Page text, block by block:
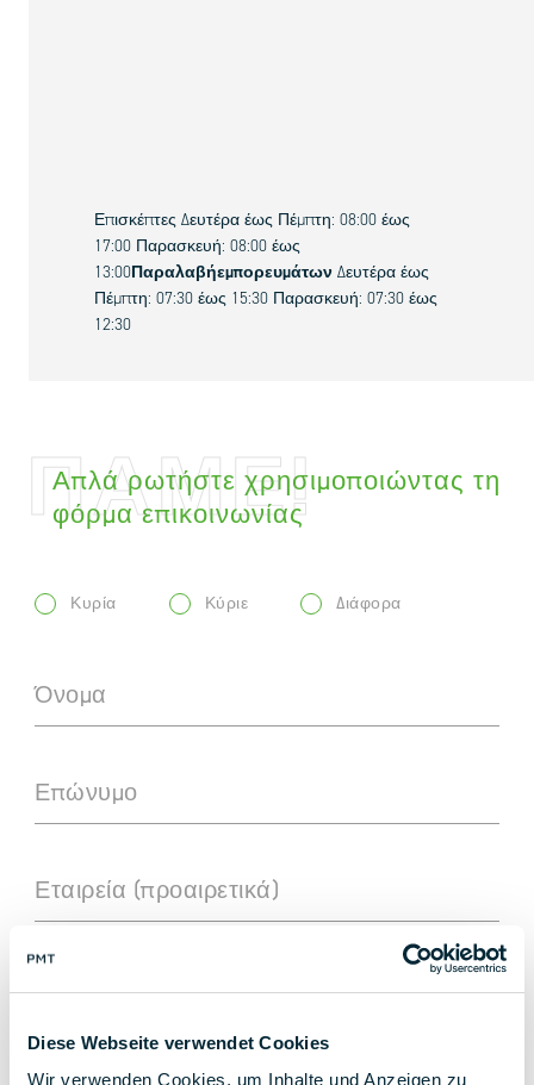
Diese Webseite verwendet Cookies
Wir verwenden Cookies, um Inhalte und Anzeigen zu
Επισκέπτες Δευτέρα έως Πέμπτη: 08:00 έως
17:00 Παρασκευή: 08:00 έως
13:00Παραλαβήεμπορευμάτων Δευτέρα έως
Πέμπτη: 07:30 έως 15:30 Παρασκευή: 07:30 έως
12:30
Απλά ρωτήστε χρησιμοποιώντας τη
φόρμα επικοινωνίας
ΠΆΜΕ!
Κυρία Κύριε Διάφορα
Όνομα
Επώνυμο
Εταιρεία (προαιρετικά)
Οδός και αριθμός σπιτιού